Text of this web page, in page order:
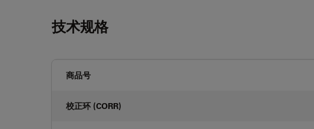
技术规格
商品号
校正环 (CORR)